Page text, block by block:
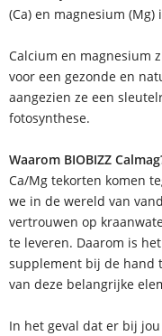
(Ca) en magnesium
Calcium en magnesium
voor een gezonde en
aangezien ze een
fotosynthese.
Waarom BIOBIZZ
Ca/Mg tekorten komen
we in de wereld van
vertrouwen op
te leveren. Daarom is
supplement bij de hand
van deze belangrijke
In het geval dat er bij